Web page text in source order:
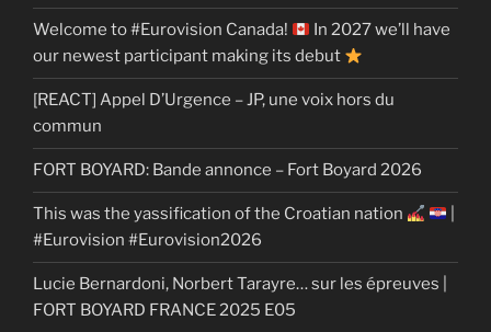
Welcome to #Eurovision Canada!
In 2027 we’ll have
our newest participant making its debut
[REACT] Appel D’Urgence – JP, une voix hors du
commun
FORT BOYARD: Bande annonce – Fort Boyard 2026
This was the yassification of the Croatian nation
#Eurovision #Eurovision2026
Lucie Bernardoni, Norbert Tarayre… sur les épreuves |
FORT BOYARD FRANCE 2025 E05